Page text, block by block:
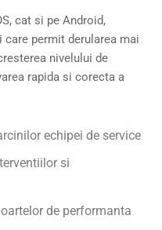
cat si pe Android,
permit derularea mai
nivelului de
rapida si corecta a
echipei de service
si
de performanta